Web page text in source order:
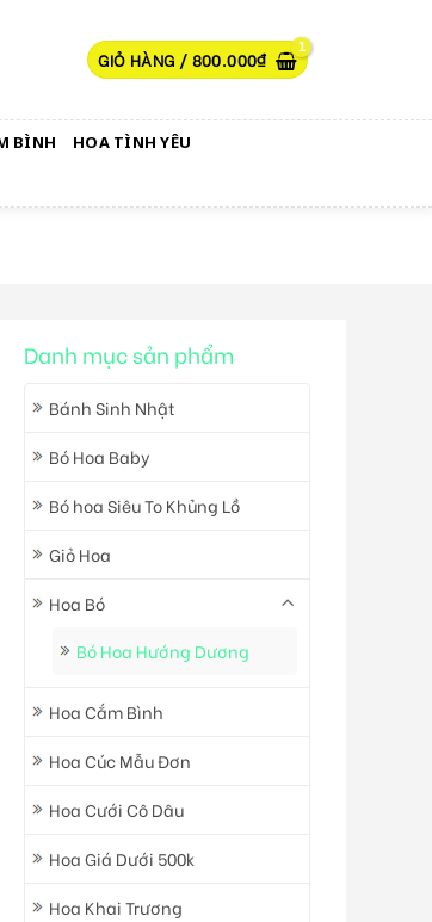
GIỎ HÀNG / 800.000₫
BÌNH
HOA TÌNH YÊU
Danh mục sản phẩm
Bánh Sinh Nhật
Bó Hoa Baby
Bó hoa Siêu To Khủng Lồ
Giỏ Hoa
Hoa Bó
Bó Hoa Hướng Dương
Hoa Cắm Bình
Hoa Cúc Mẫu Đơn
Hoa Cưới Cô Dâu
Hoa Giá Dưới 500k
Hoa Khai Trương